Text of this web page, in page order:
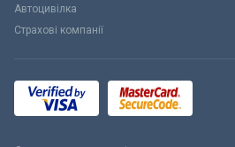
Автоцивілка
Страхові компанії